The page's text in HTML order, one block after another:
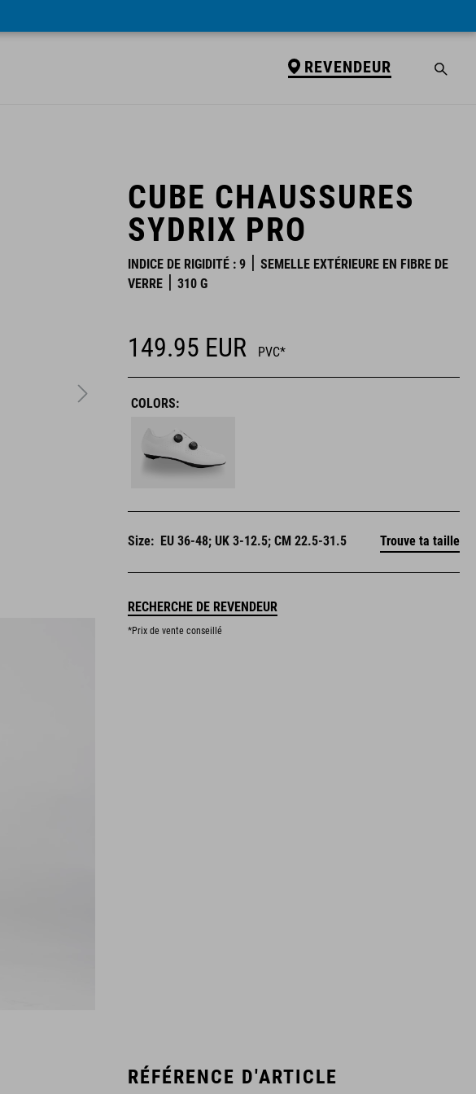
REVENDEUR
CUBE CHAUSSURES
SYDRIX PRO
INDICE DE RIGIDITÉ : 9
SEMELLE EXTÉRIEURE EN FIBRE DE
VERRE
310 G
149.95 EUR PVC*
COLORS:
Size: EU 36-48; UK 3-12.5; CM 22.5-31.5 Trouve ta taille
RECHERCHE DE REVENDEUR
*Prix de vente conseillé
RÉFÉRENCE D'ARTICLE